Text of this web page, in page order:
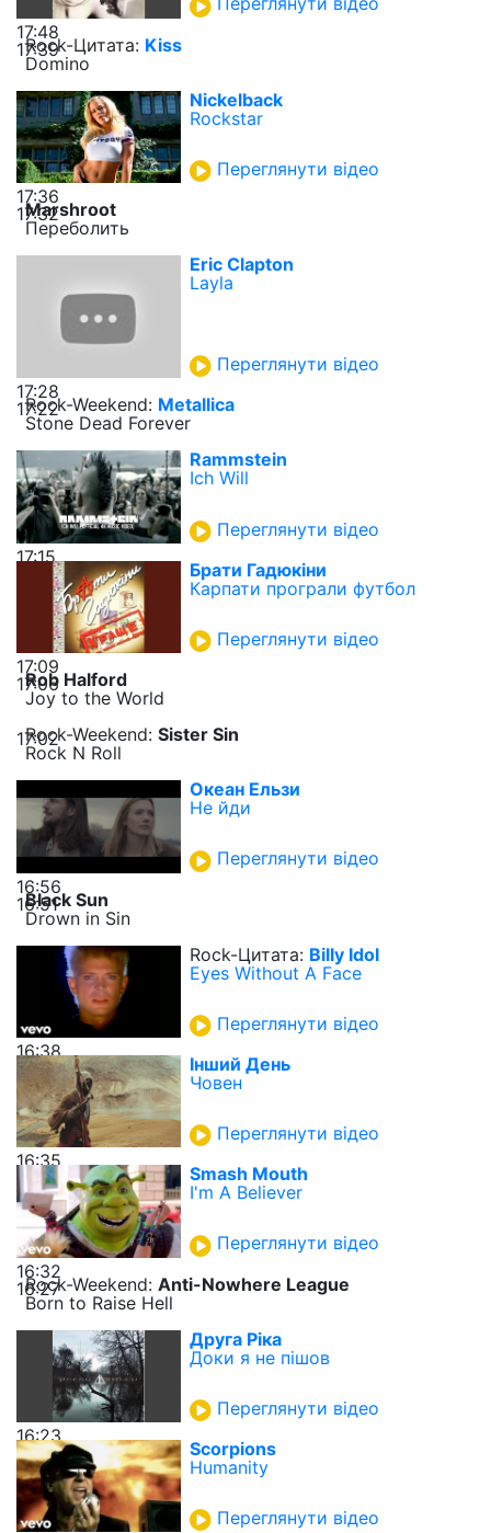
17:48
17:39
Rock-Цитата: Kiss
Domino
17:36
Nickelback
Rockstar
Переглянути відео
17:32
Marshroot
Переболить
17:28
Eric Clapton
Layla
Переглянути відео
17:22
Rock-Weekend: Metallica
Stone Dead Forever
17:15
Rammstein
Ich Will
Переглянути відео
17:09
Брати Гадюкіни
Карпати програли футбол
Переглянути відео
17:06
Rob Halford
Joy to the World
17:02
Rock-Weekend: Sister Sin
Rock N Roll
16:56
Океан Ельзи
Не йди
Переглянути відео
16:51
Black Sun
Drown in Sin
16:38
Rock-Цитата: Billy Idol
Eyes Without A Face
Переглянути відео
16:35
Інший День
Човен
Переглянути відео
16:32
Smash Mouth
I'm A Believer
Переглянути відео
16:27
Rock-Weekend: Anti-Nowhere League
Born to Raise Hell
16:23
Друга Ріка
Доки я не пішов
Переглянути відео
Scorpions
Humanity
Переглянути відео